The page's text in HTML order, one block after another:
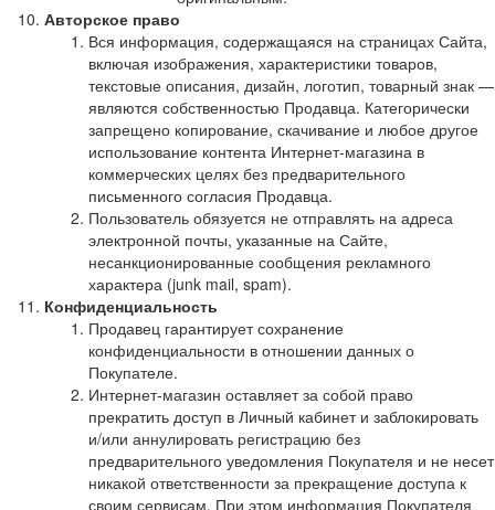
Авторское право
Вся информация, содержащаяся на страницах Сайта,
включая изображения, характеристики товаров,
текстовые описания, дизайн, логотип, товарный знак —
являются собственностью Продавца. Категорически
запрещено копирование, скачивание и любое другое
использование контента Интернет-магазина в
коммерческих целях без предварительного
письменного согласия Продавца.
Пользователь обязуется не отправлять на адреса
электронной почты, указанные на Сайте,
несанкционированные сообщения рекламного
характера (junk mail, spam).
Конфиденциальность
Продавец гарантирует сохранение
конфиденциальности в отношении данных о
Покупателе.
Интернет-магазин оставляет за собой право
прекратить доступ в Личный кабинет и заблокировать
и/или аннулировать регистрацию без
предварительного уведомления Покупателя и не несет
никакой ответственности за прекращение доступа к
своим сервисам. При этом информация Покупателя